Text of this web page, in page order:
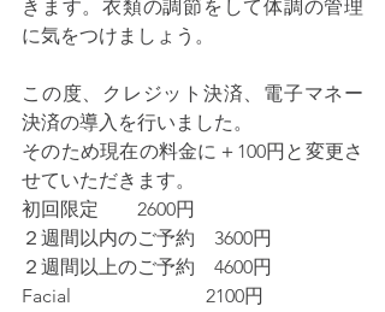
きます。衣類の調節をして体調の管理
に気をつけましょう。
この度、クレジット決済、電子マネー
決済の導入を行いました。
そのため現在の料金に＋100円と変更さ
せていただきます。
初回限定　　2600円
２週間以内のご予約　3600円
２週間以上のご予約　4600円
Facial　　　　　　　2100円